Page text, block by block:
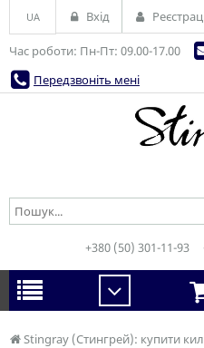
Stingray (Стингрей): купити
Час роботи: Пн-Пт: 09.00-17.00
Передзвоніть мені
UA Вхід
+380 (50) 301-11-93